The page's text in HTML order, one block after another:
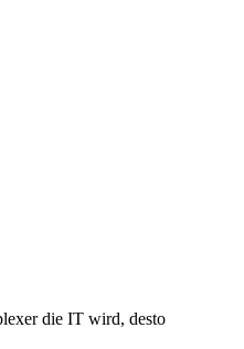
die IT wird, desto